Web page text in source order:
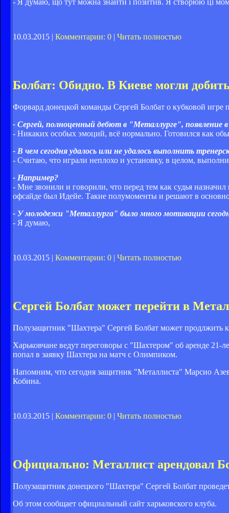
- Я думаю, що тут можна знайти і позитив. Я створюю ці
10.03.2015 | Комментарии: 0 | Читать полностью
Болбат: Обидно. В Киеве могли
Форвард донецкой команды Сергей Болбат о кубковой
- Сергей, полноценный дебют в "Металлурге", появление
- Никаких особых эмоций, всё нормально. Готовился как
- В чем сегодня удалось или не удалось выполнить
- Считаю, что играли неплохо и установку, в целом,
- Например?
- Мне звонили и говорили, что перед тем как судья
офсайде был Идейе. Такие полумоменты и решают в
- У молодежи "Металлурга" было много мотивации
- Я думаю,
10.03.2015 | Комментарии: 0 | Читать полностью
Сергей Болбат может перейти в
Полузащитник "Шахтера" Сергей Болбат может продлжить
Харьковчане ведут переговоры с "Шахтером" об аренде 21-
попал в заявку Шахтера на матч с Олимпиком.
Напомним, что сегодня защитник "Металлиста" Марсио
Кобина.
10.03.2015 | Комментарии: 0 | Читать полностью
Официально: Металлист арендовал
Полузащитник донецкого "Шахтера" Сергей Болбат
Об этом сообщает официальный сайт харьковского клуба.